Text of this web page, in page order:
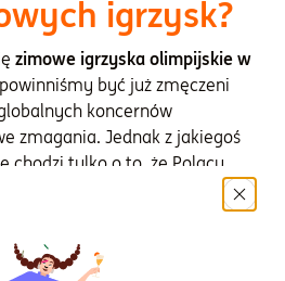
igrzysk?
zimowe igrzyska olimpijskie w
być już zmęczeni
koncernów
zmagania. Jednak z jakiegoś
chodzi tylko o to, że Polacy
samych Chin. Państwo Środka
praw człowieka, począwszy
Ujgurów i Tybetańczyków,